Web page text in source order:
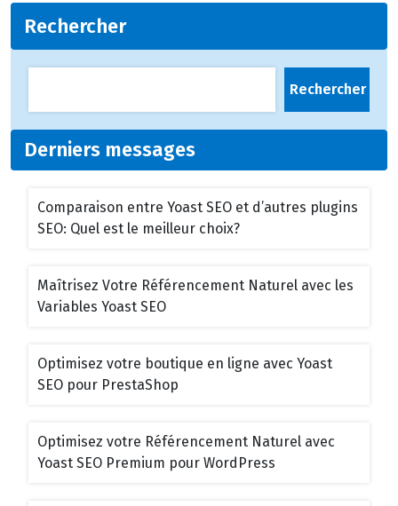
Rechercher
Rechercher
Derniers messages
Comparaison entre Yoast SEO et d’autres plugins
SEO: Quel est le meilleur choix?
Maîtrisez Votre Référencement Naturel avec les
Variables Yoast SEO
Optimisez votre boutique en ligne avec Yoast
SEO pour PrestaShop
Optimisez votre Référencement Naturel avec
Yoast SEO Premium pour WordPress